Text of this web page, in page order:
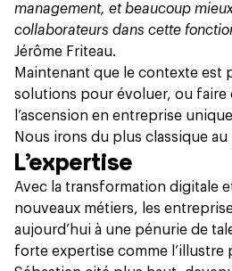
management, et beaucoup
collaborateurs dans cette
Jérôme Friteau.
Maintenant que le contexte est
solutions pour évoluer, ou faire
l’ascension en entreprise
Nous irons du plus classique
L’expertise
Avec la transformation digitale
nouveaux métiers, les
aujourd’hui à une pénurie de
forte expertise comme l’illustre